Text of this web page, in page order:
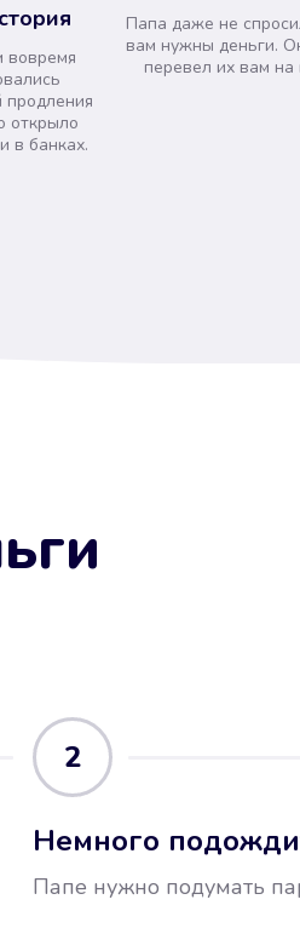
вовремя
продления
открыло
в банках.
Папа даже не
вам нужны деньги.
перевел их вам на
2
Немного
Папе нужно подумать